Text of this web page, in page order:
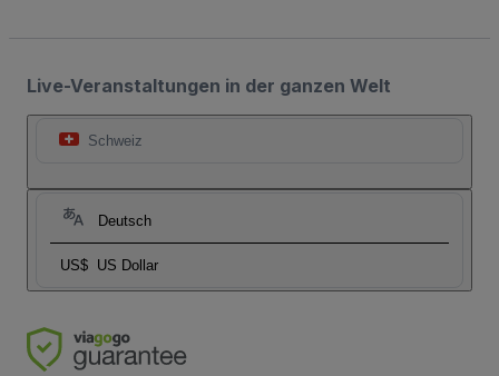
Live-Veranstaltungen in der ganzen Welt
Schweiz
Deutsch
US$ US Dollar